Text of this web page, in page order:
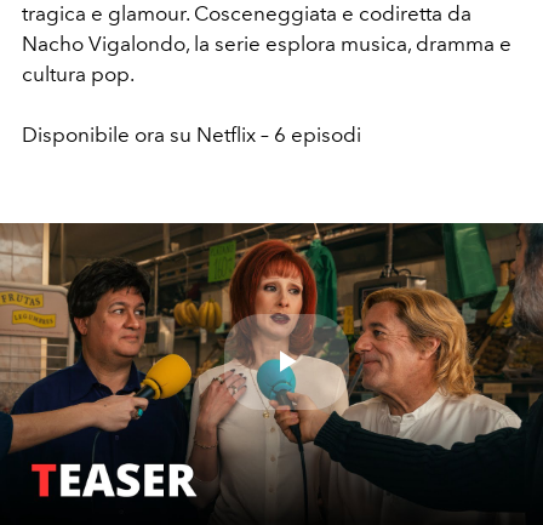
tragica e glamour. Cosceneggiata e codiretta da
Nacho Vigalondo, la serie esplora musica, dramma e
cultura pop.
Disponibile ora su Netflix – 6 episodi
Play
Video